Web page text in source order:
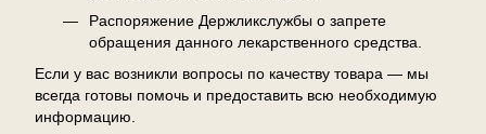
Распоряжение Держликслужбы о запрете
обращения данного лекарственного средства.
Если у вас возникли вопросы по качеству товара — мы
всегда готовы помочь и предоставить всю необходимую
информацию.